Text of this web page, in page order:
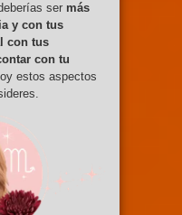
ser más
y con tus
con tus
con tu
estos aspectos